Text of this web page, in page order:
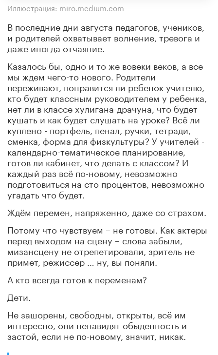
Иллюстрация: miro.medium.com
В последние дни августа педагогов, учеников,
и родителей охватывает волнение, тревога и
даже иногда отчаяние.
Казалось бы, одно и то же вовеки веков, а все
мы ждем чего-то нового. Родители
переживают, понравится ли ребенок учителю,
кто будет классным руководителем у ребенка,
нет ли в классе хулигана-драчуна, что будет
кушать и как будет слушать на уроке? Всё ли
куплено - портфель, пенал, ручки, тетради,
сменка, форма для физкультуры? У учителей -
календарно-тематическое планирование,
готов ли кабинет, что делать с классом? И
каждый раз всё по-новому, невозможно
подготовиться на сто процентов, невозможно
угадать что будет.
Ждём перемен, напряженно, даже со страхом.
Потому что чувствуем – не готовы. Как актеры
перед выходом на сцену – слова забыли,
мизансцену не отрепетировали, зритель не
примет, режиссер … ну, вы поняли.
А кто всегда готов к переменам?
Дети.
Не зашорены, свободны, открыты, всё им
интересно, они ненавидят обыденность и
застой, если не по-новому, значит, никак.